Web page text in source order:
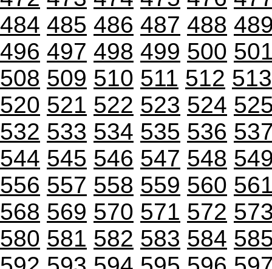
484 485 486 487 488
496 497 498 499 500
508 509 510 511 512 513
520 521 522 523 524
532 533 534 535 536
544 545 546 547 548
556 557 558 559 560
568 569 570 571 572
580 581 582 583 584